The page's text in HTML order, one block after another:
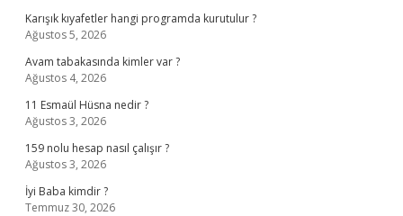
Karışık kıyafetler hangi programda kurutulur ?
Ağustos 5, 2026
Avam tabakasında kimler var ?
Ağustos 4, 2026
11 Esmaül Hüsna nedir ?
Ağustos 3, 2026
159 nolu hesap nasıl çalışır ?
Ağustos 3, 2026
İyi Baba kimdir ?
Temmuz 30, 2026